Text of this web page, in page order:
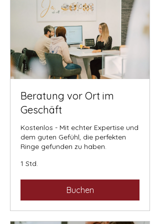
Beratung vor Ort im
Geschäft
Kostenlos - Mit echter Expertise und
dem guten Gefühl, die perfekten
Ringe gefunden zu haben.
1 Std.
Buchen